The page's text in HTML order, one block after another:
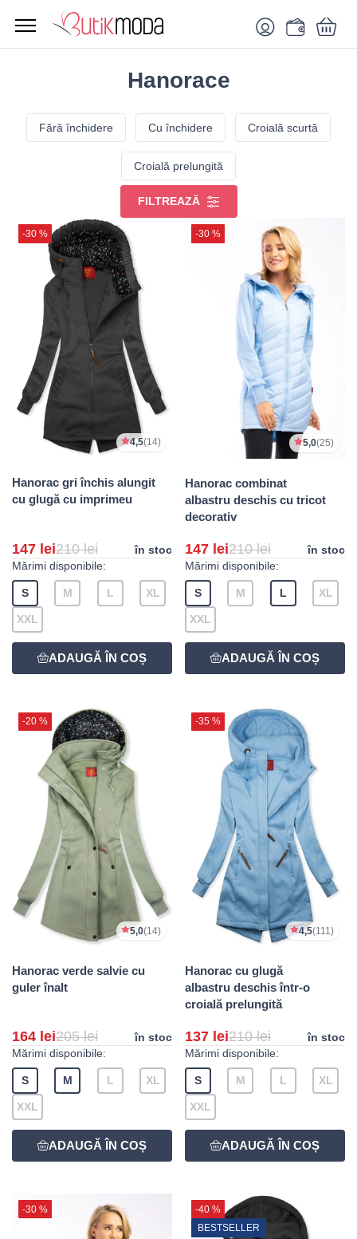
Hanorace
Fără închidere Cu închidere Croială scurtă
Croială prelungită
FILTREAZĂ
-30 %
4,5(14)
Hanorac gri închis alungit
cu glugă cu imprimeu
147 lei210 lei
în stoc
Mărimi disponibile:
S M L XL
XXL
-30 %
5,0(25)
Hanorac combinat
albastru deschis cu tricot
decorativ
147 lei210 lei
în stoc
Mărimi disponibile:
S M L XL
XXL
-20 %
5,0(14)
Hanorac verde salvie cu
guler înalt
164 lei205 lei
în stoc
Mărimi disponibile:
S M L XL
XXL
-35 %
4,5(111)
Hanorac cu glugă
albastru deschis într-o
croială prelungită
137 lei210 lei
în stoc
Mărimi disponibile:
S M L XL
XXL
-30 %
-40 %
BESTSELLER